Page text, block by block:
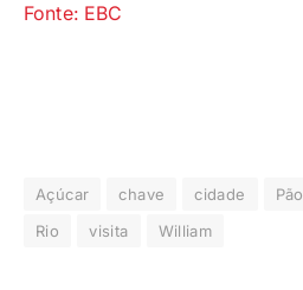
Fonte: EBC
Açúcar chave cidade Pão
Rio
visita William